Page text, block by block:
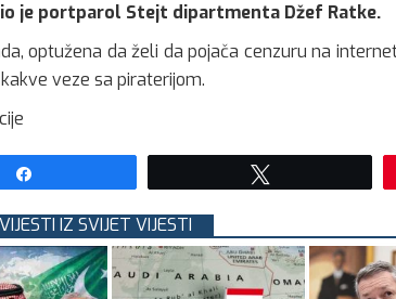
je portparol Stejt dipartmenta Džef Ratke.
optužena da želi da pojača cenzuru na
veze sa piraterijom.
IZ SVIJET VIJESTI